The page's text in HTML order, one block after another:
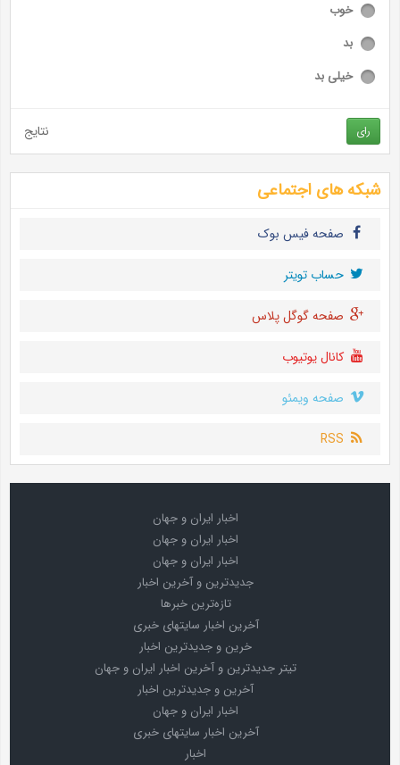
خوب
بد
خیلی بد
رای نتایج
شبکه های اجتماعی
صفحه فیس بوک
حساب تويتر
صفحه گوگل پلاس
کانال یوتیوب
صفحه ویمئو
RSS
اخبار ایران و جهان
اخبار ایران و جهان
اخبار ایران و جهان
جدیدترین و آخرین اخبار
تازه‌ترین خبرها
آخرین اخبار سایتهای خبری
خرین و جدیدترین اخبار
تیتر جدیدترین و آخرین اخبار ایران و جهان
آخرین و جدیدترین اخبار
اخبار ایران و جهان
آخرین اخبار سایتهای خبری
اخبار